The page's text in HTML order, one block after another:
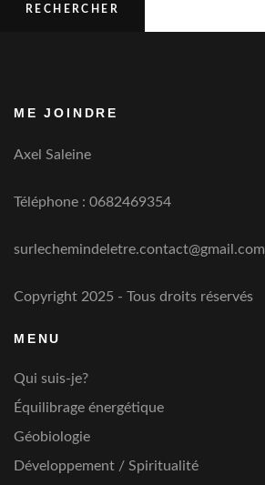
ME JOINDRE
Axel Saleine
Téléphone : 0682469354
surlechemindeletre.contact@gmail.com
Copyright 2025 - Tous droits réservés
MENU
Qui suis-je?
Équilibrage énergétique
Géobiologie
Développement / Spiritualité